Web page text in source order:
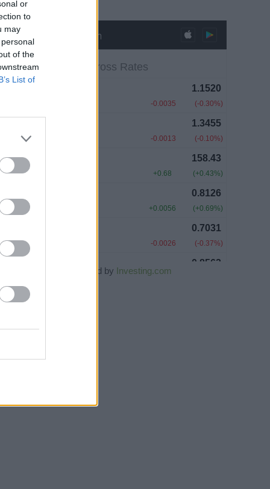
or
to
may
of the
List of
Powered by Investing.com